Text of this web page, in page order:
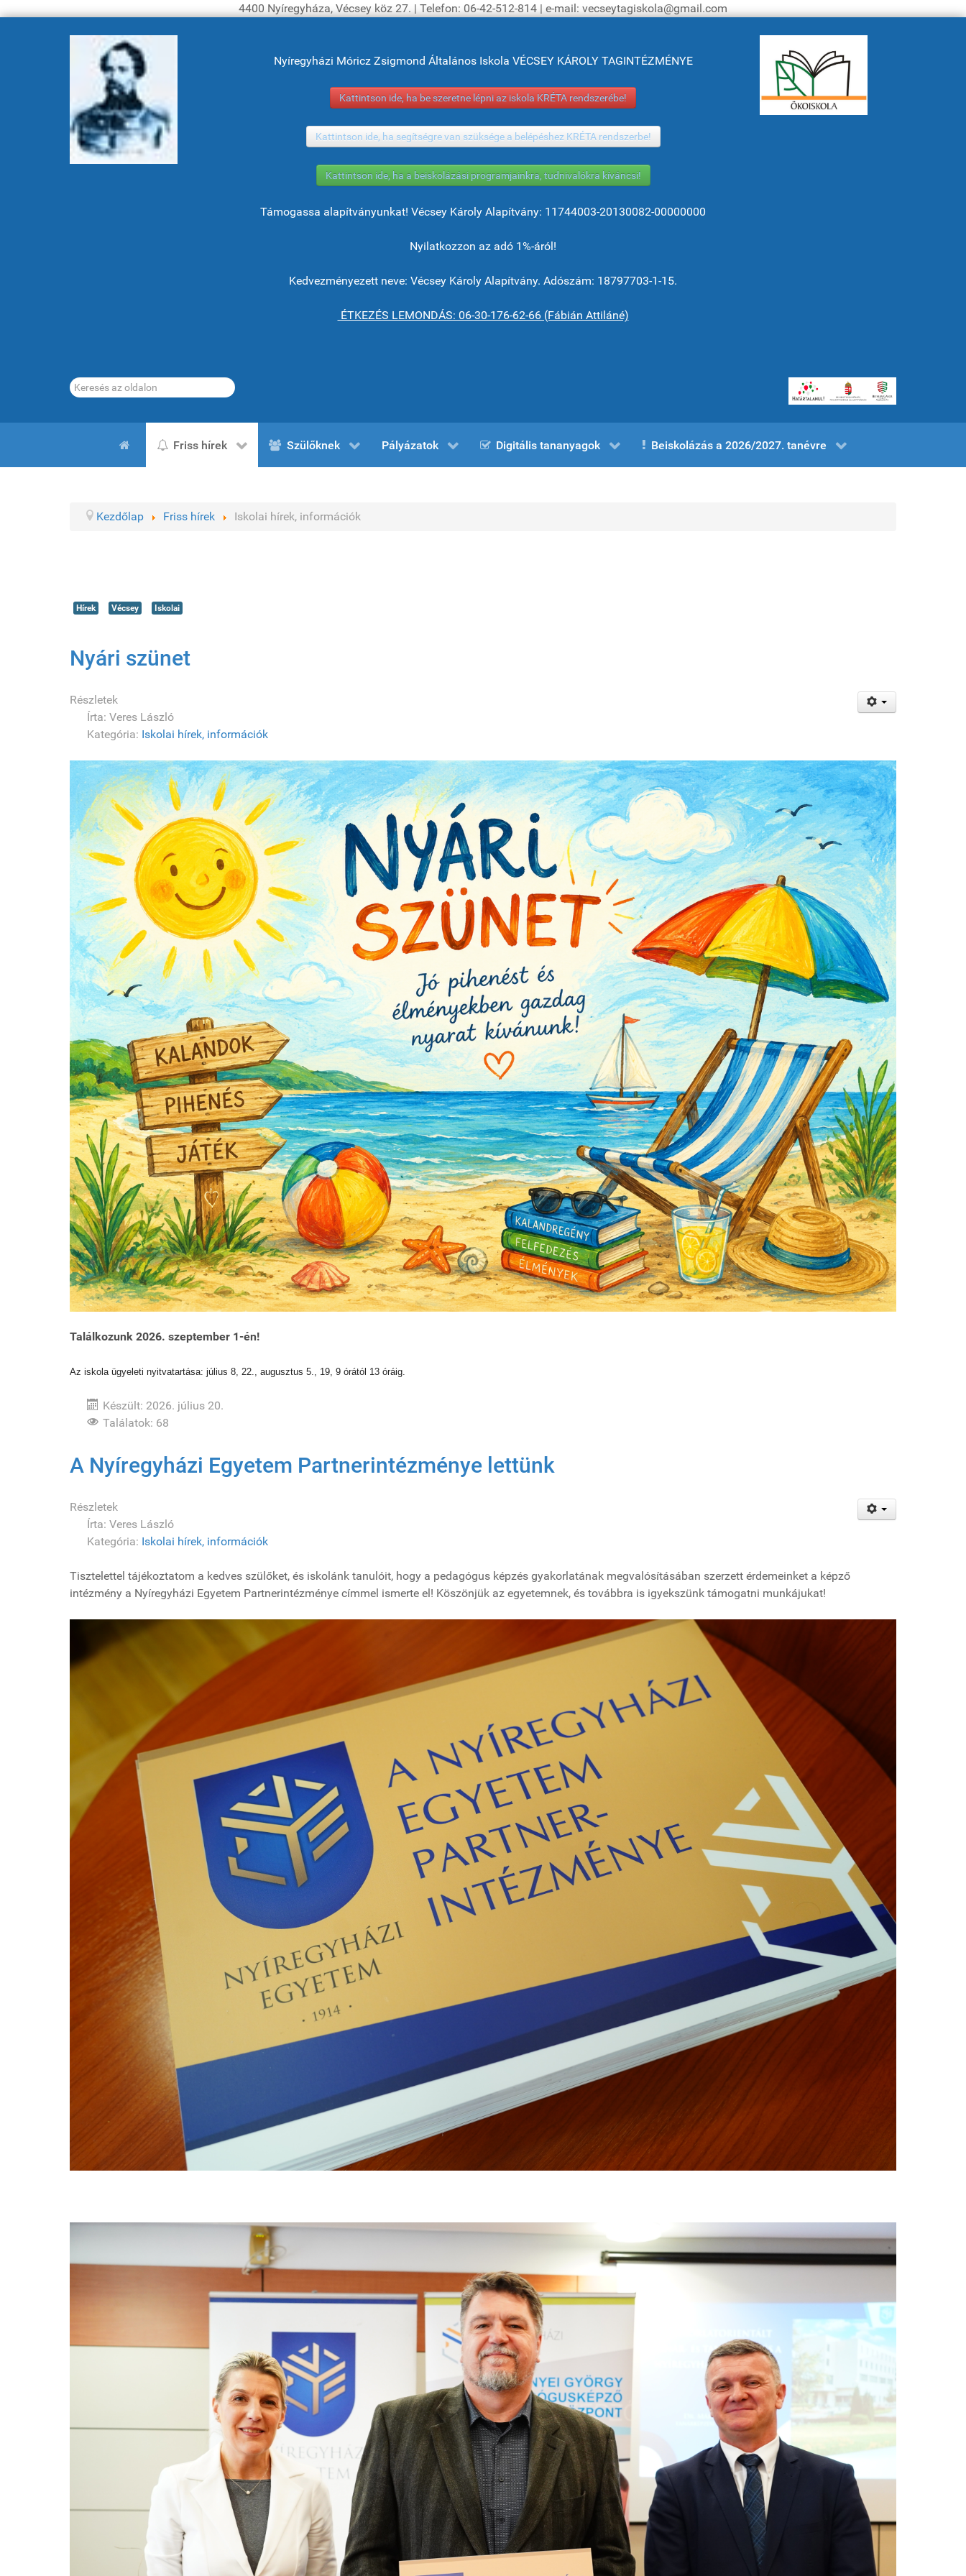
4400 Nyíregyháza, Vécsey köz 27. | Telefon: 06-42-512-814 | e-mail: vecseytagiskola@gmail.com
Nyíregyházi Móricz Zsigmond Általános Iskola VÉCSEY KÁROLY TAGINTÉZMÉNYE
Kattintson ide, ha be szeretne lépni az iskola KRÉTA rendszerébe!
Kattintson ide, ha segítségre van szüksége a belépéshez KRÉTA rendszerbe!
Kattintson ide, ha a beiskolázási programjainkra, tudnivalókra kíváncsi!
Támogassa alapítványunkat! Vécsey Károly Alapítvány: 11744003-20130082-00000000
Nyilatkozzon az adó 1%-áról!
Kedvezményezett neve: Vécsey Károly Alapítvány. Adószám: 18797703-1-15.
ÉTKEZÉS LEMONDÁS: 06-30-176-62-66 (Fábián Attiláné)
Keresés...
Friss hírek Szülőknek Pályázatok Digitális tananyagok Beiskolázás a 2026/2027. tanévre
Kezdőlap Friss hírek Iskolai hírek, információk
Hírek Vécsey Iskolai
Nyári szünet
Részletek
Írta: Veres László
Kategória: Iskolai hírek, információk
Találkozunk 2026. szeptember 1-én!
Az iskola ügyeleti nyitvatartása: július 8, 22., augusztus 5., 19, 9 órától 13 óráig.
Készült: 2026. július 20.
Találatok: 68
A Nyíregyházi Egyetem Partnerintézménye lettünk
Részletek
Írta: Veres László
Kategória: Iskolai hírek, információk
Tisztelettel tájékoztatom a kedves szülőket, és iskolánk tanulóit, hogy a pedagógus képzés gyakorlatának megvalósításában szerzett érdemeinket a képző
intézmény a Nyíregyházi Egyetem Partnerintézménye címmel ismerte el! Köszönjük az egyetemnek, és továbbra is igyekszünk támogatni munkájukat!